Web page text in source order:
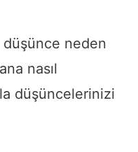
düşünce neden
nasıl
düşüncelerinizi